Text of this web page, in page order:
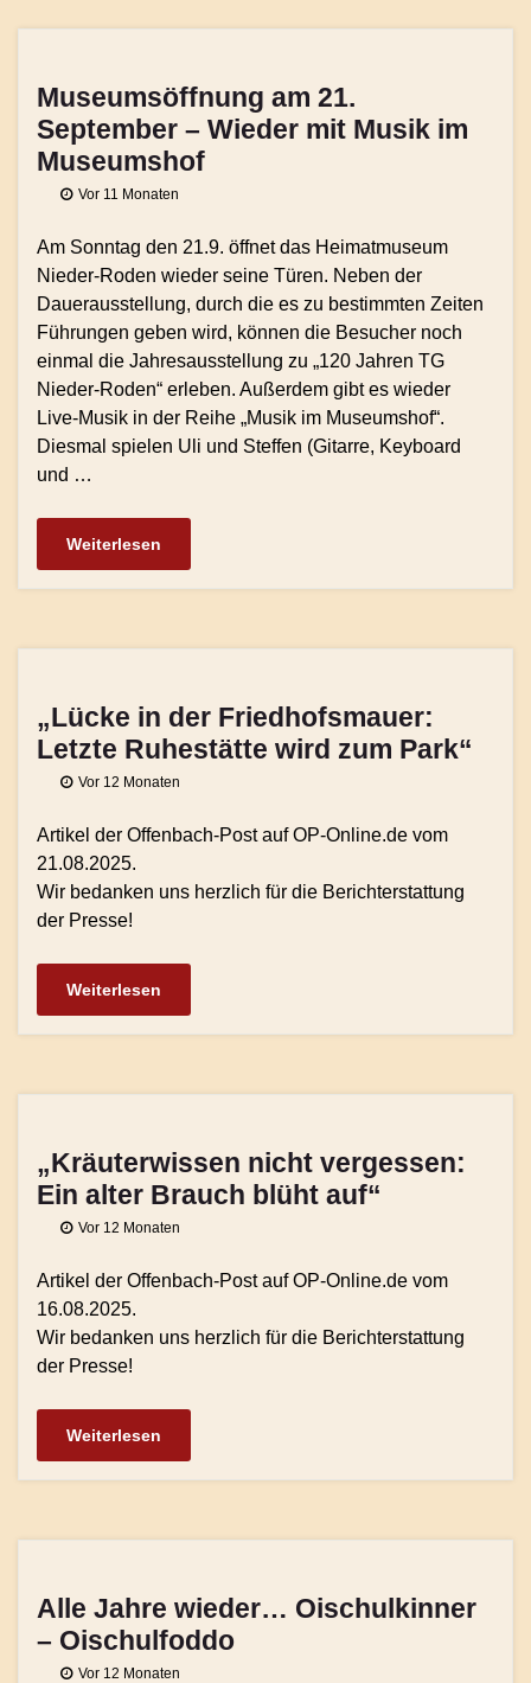
Museumsöffnung am 21.
September – Wieder mit Musik im
Museumshof
Vor 11 Monaten
Am Sonntag den 21.9. öffnet das Heimatmuseum
Nieder-Roden wieder seine Türen. Neben der
Dauerausstellung, durch die es zu bestimmten Zeiten
Führungen geben wird, können die Besucher noch
einmal die Jahresausstellung zu „120 Jahren TG
Nieder-Roden“ erleben. Außerdem gibt es wieder
Live-Musik in der Reihe „Musik im Museumshof“.
Diesmal spielen Uli und Steffen (Gitarre, Keyboard
und …
Weiterlesen
„Lücke in der Friedhofsmauer:
Letzte Ruhestätte wird zum Park“
Vor 12 Monaten
Artikel der Offenbach-Post auf OP-Online.de vom
21.08.2025.
Wir bedanken uns herzlich für die Berichterstattung
der Presse!
Weiterlesen
„Kräuterwissen nicht vergessen:
Ein alter Brauch blüht auf“
Vor 12 Monaten
Artikel der Offenbach-Post auf OP-Online.de vom
16.08.2025.
Wir bedanken uns herzlich für die Berichterstattung
der Presse!
Weiterlesen
Alle Jahre wieder… Oischulkinner
– Oischulfoddo
Vor 12 Monaten